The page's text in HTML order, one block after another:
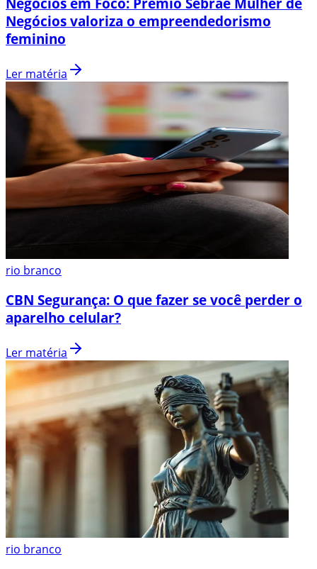
Negócios valoriza o empreendedorismo
feminino
Ler matéria
rio branco
CBN Segurança: O que fazer se você perder o
aparelho celular?
Ler matéria
rio branco